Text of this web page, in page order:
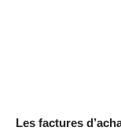
Les factures